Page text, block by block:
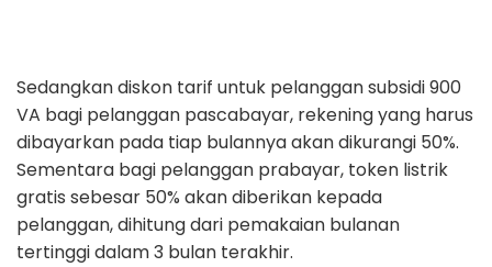
Sedangkan diskon tarif untuk pelanggan subsidi 900
VA bagi pelanggan pascabayar, rekening yang harus
dibayarkan pada tiap bulannya akan dikurangi 50%.
Sementara bagi pelanggan prabayar, token listrik
gratis sebesar 50% akan diberikan kepada
pelanggan, dihitung dari pemakaian bulanan
tertinggi dalam 3 bulan terakhir.